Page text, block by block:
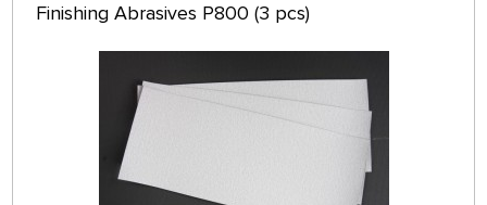
Finishing Abrasives P800 (3 pcs)